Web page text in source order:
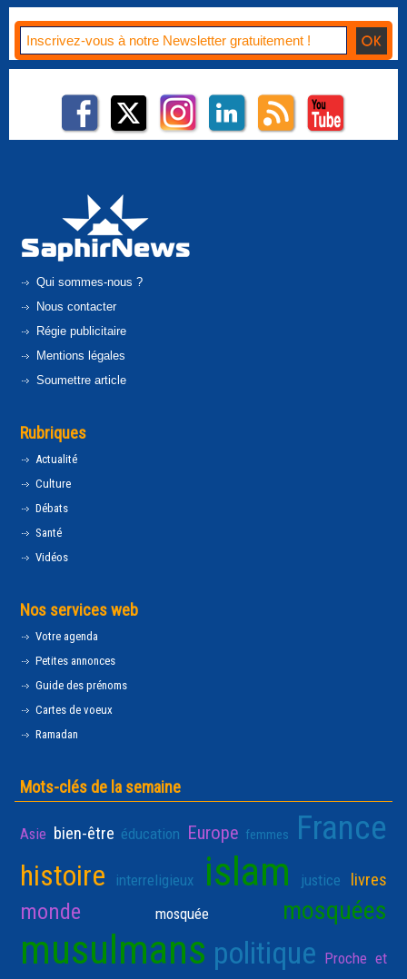
Qui sommes-nous ?
Nous contacter
Régie publicitaire
Mentions légales
Soumettre article
Rubriques
Actualité
Culture
Débats
Santé
Vidéos
Nos services web
Votre agenda
Petites annonces
Guide des prénoms
Cartes de voeux
Ramadan
Mots-clés de la semaine
Asie bien-être éducation Europe femmes France
histoire interreligieux islam justice livres
monde mosquée mosquées
musulmans politique Proche et